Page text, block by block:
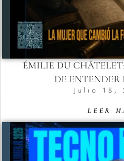
ÉMILIE DU
DE
Julio 18,
LEER